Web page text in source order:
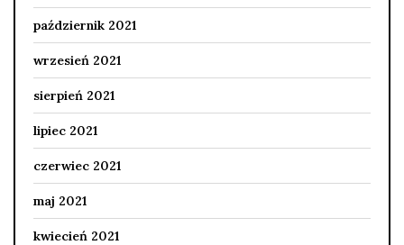
październik 2021
wrzesień 2021
sierpień 2021
lipiec 2021
czerwiec 2021
maj 2021
kwiecień 2021